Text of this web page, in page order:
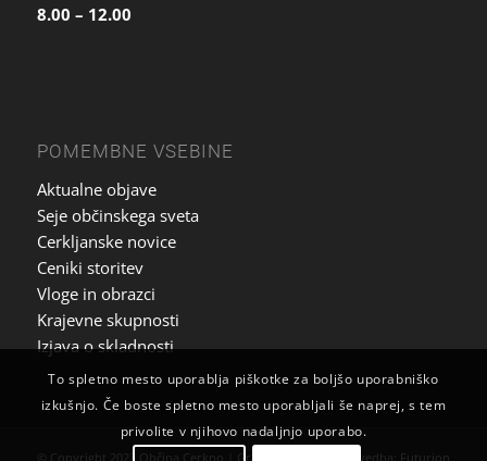
8.00 – 12.00
POMEMBNE VSEBINE
Aktualne objave
Seje občinskega sveta
Cerkljanske novice
Ceniki storitev
Vloge in obrazci
Krajevne skupnosti
Izjava o skladnosti
© Copyright 2023 Občina Cerkno | Grafična zasnova in izvedba: Futurion
To spletno mesto uporablja piškotke za boljšo uporabniško
izkušnjo. Če boste spletno mesto uporabljali še naprej, s tem
privolite v njihovo nadaljnjo uporabo.